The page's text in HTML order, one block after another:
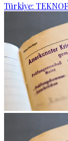
Türkiye: